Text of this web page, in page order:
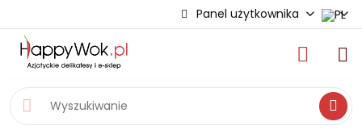
Panel użytkownika